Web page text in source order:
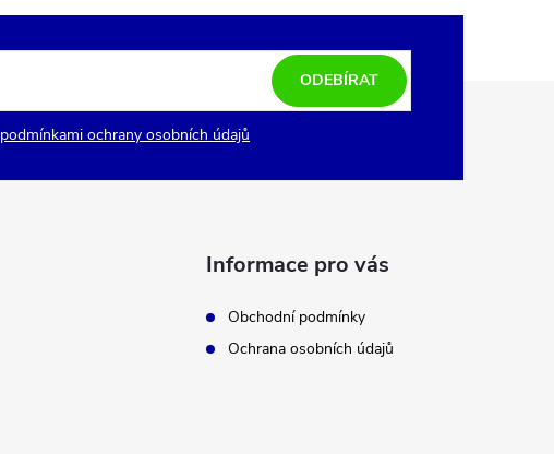
podmínkami ochrany osobních údajů
ODEBÍRAT
Informace pro vás
Obchodní podmínky
Ochrana osobních údajů